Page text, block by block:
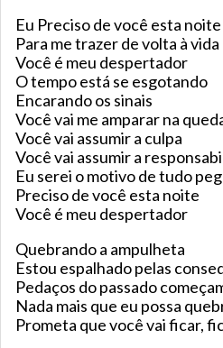
Eu Preciso de você esta noite
Para me trazer de volta à vida
Você é meu despertador
O tempo está se esgotando
Encarando os sinais
Você vai me amparar na
Você vai assumir a culpa
Você vai assumir a
Eu serei o motivo de tudo
Preciso de você esta noite
Você é meu despertador
Quebrando a ampulheta
Estou espalhado pelas
Pedaços do passado
Nada mais que eu possa
Prometa que você vai ficar,